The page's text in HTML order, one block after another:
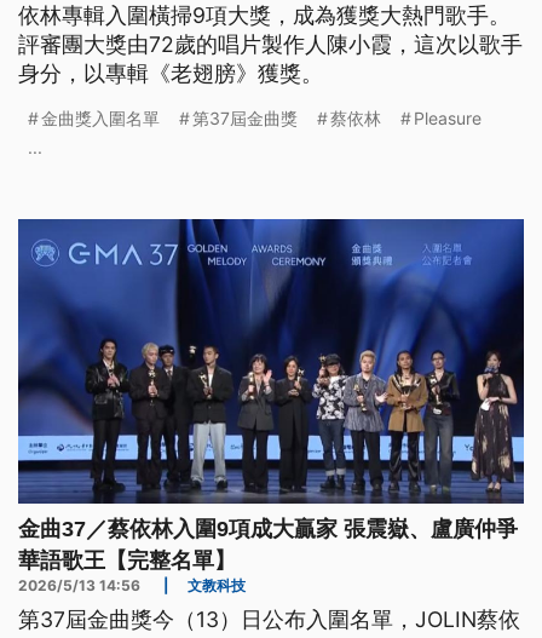
依林專輯入圍橫掃9項大獎，成為獲獎大熱門歌手。
評審團大獎由72歲的唱片製作人陳小霞，這次以歌手
身分，以專輯《老翅膀》獲獎。
金曲獎入圍名單 第37屆金曲獎 蔡依林
Pleasure
...
金曲37／蔡依林入圍9項成大贏家 張震嶽、盧廣仲爭
華語歌王【完整名單】
2026/5/13 14:56 文教科技
第37屆金曲獎今（13）日公布入圍名單，JOLIN蔡依